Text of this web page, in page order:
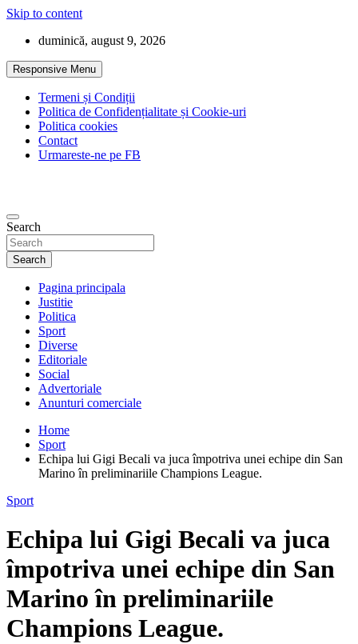
Skip to content
duminică, august 9, 2026
Responsive Menu
Termeni și Condiții
Politica de Confidențialitate și Cookie-uri
Politica cookies
Contact
Urmareste-ne pe FB
Search
Search
Pagina principala
Justitie
Politica
Sport
Diverse
Editoriale
Social
Advertoriale
Anunturi comerciale
Home
Sport
Echipa lui Gigi Becali va juca împotriva unei echipe din San
Marino în preliminariile Champions League.
Sport
Echipa lui Gigi Becali va juca
împotriva unei echipe din San
Marino în preliminariile
Champions League.